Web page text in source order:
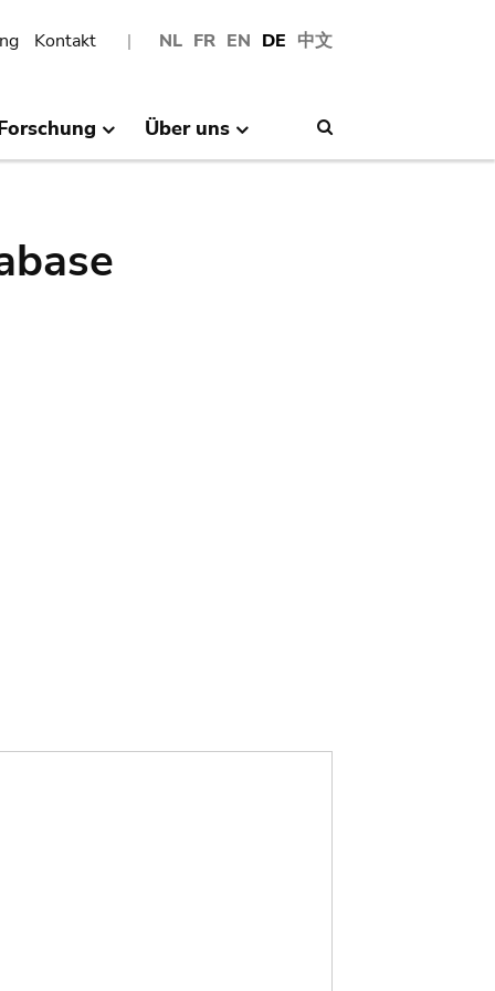
NL FR EN DE 中文
Kontakt
Über uns